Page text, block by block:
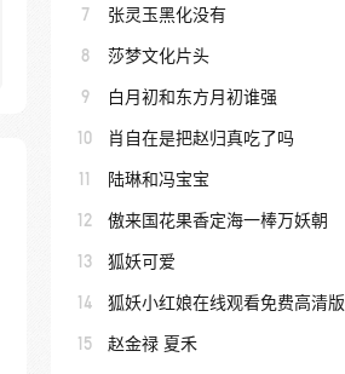
7 张灵玉黑化没有
8 莎梦文化片头
9 白月初和东方月初谁强
10 肖自在是把赵归真吃了吗
11 陆琳和冯宝宝
12 傲来国花果香定海一棒万妖朝
13 狐妖可爱
14 狐妖小红娘在线观看免费高清版
15 赵金禄 夏禾